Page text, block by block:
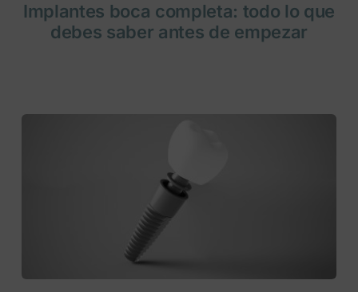
Implantes boca completa: todo lo que
debes saber antes de empezar